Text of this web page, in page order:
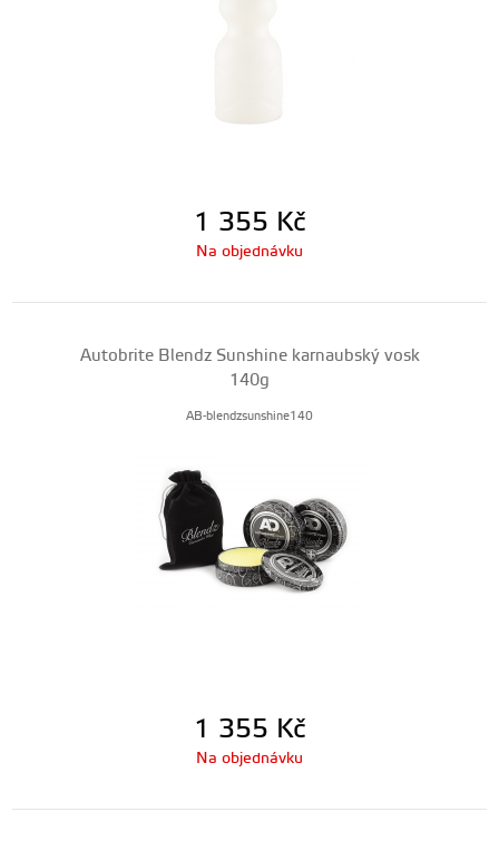
1 355 Kč
Na objednávku
Autobrite Blendz Sunshine karnaubský vosk
140g
AB-blendzsunshine140
1 355 Kč
Na objednávku